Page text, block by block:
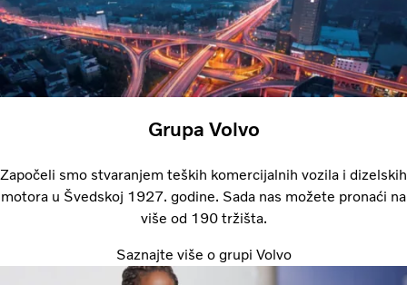
Grupa Volvo
Započeli smo stvaranjem teških komercijalnih vozila i dizelskih
motora u Švedskoj 1927. godine. Sada nas možete pronaći na
više od 190 tržišta.
Saznajte više o grupi Volvo